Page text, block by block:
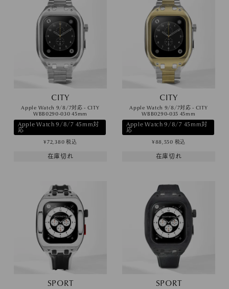
CITY
Apple Watch 9/8/7対応 - CITY
WBB0290-030 45mm
Apple Watch 9/8/7 45mm対
応
¥72,380 税込
在庫切れ
CITY
Apple Watch 9/8/7対応 - CITY
WBB0290-035 45mm
Apple Watch 9/8/7 45mm対
応
¥88,550 税込
在庫切れ
SPORT SPORT